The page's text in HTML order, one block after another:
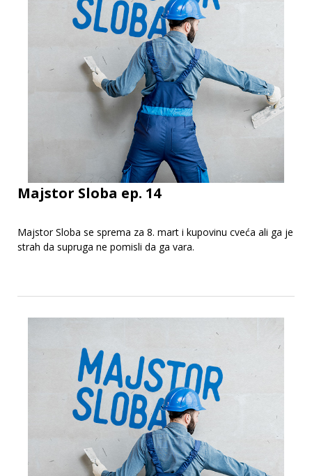
Majstor Sloba ep. 14
Majstor Sloba se sprema za 8. mart i kupovinu cveća ali ga je
strah da supruga ne pomisli da ga vara.